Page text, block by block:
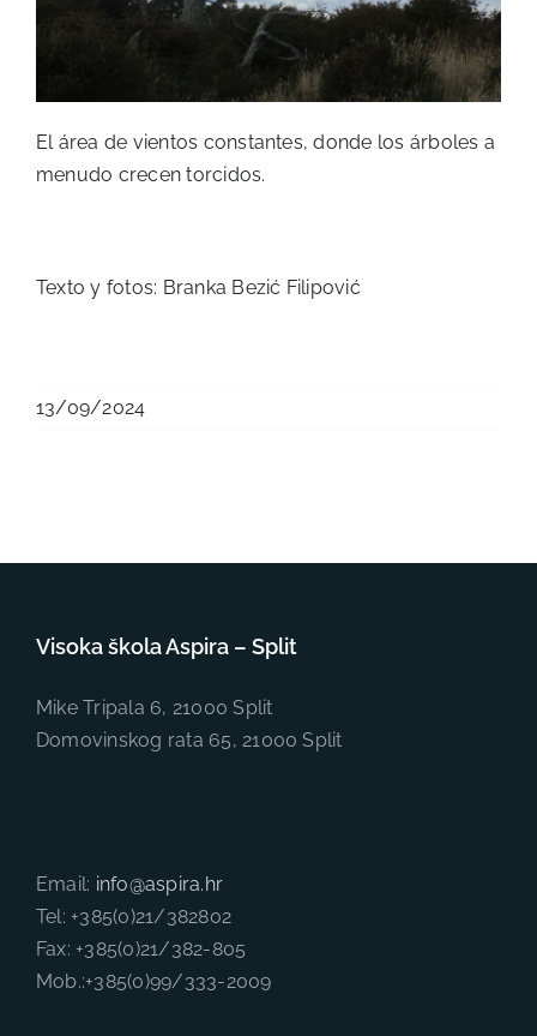
El área de vientos constantes, donde los árboles a
menudo crecen torcidos.
Texto y fotos: Branka Bezić Filipović
13/09/2024
Visoka škola Aspira – Split
Mike Tripala 6, 21000 Split
Domovinskog rata 65, 21000 Split
Email: info@aspira.hr
Tel: +385(0)21/382802
Fax: +385(0)21/382-805
Mob.:+385(0)99/333-2009